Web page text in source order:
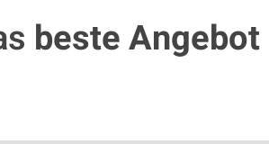
beste Angebot